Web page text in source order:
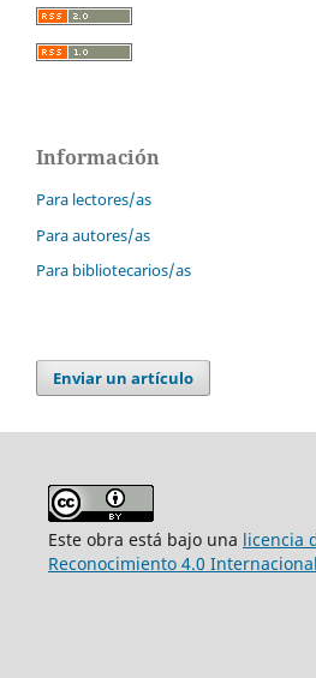
Información
Para lectores/as
Para autores/as
Para bibliotecarios/as
Enviar un artículo
Este obra está bajo una licencia
Reconocimiento 4.0 Internacional